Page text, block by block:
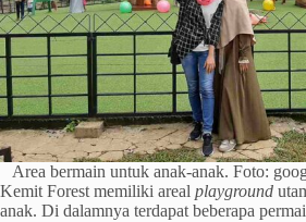
Area bermain untuk anak-anak. Foto:
Kemit Forest memiliki areal playground
anak. Di dalamnya terdapat beberapa